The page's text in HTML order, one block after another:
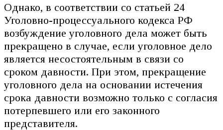
Однако, в соответствии со статьей 24
Уголовно-процессуального кодекса РФ
возбуждение уголовного дела может быть
прекращено в случае, если уголовное дело
является несостоятельным в связи со
сроком давности. При этом, прекращение
уголовного дела на основании истечения
срока давности возможно только с согласия
потерпевшего или его законного
представителя.